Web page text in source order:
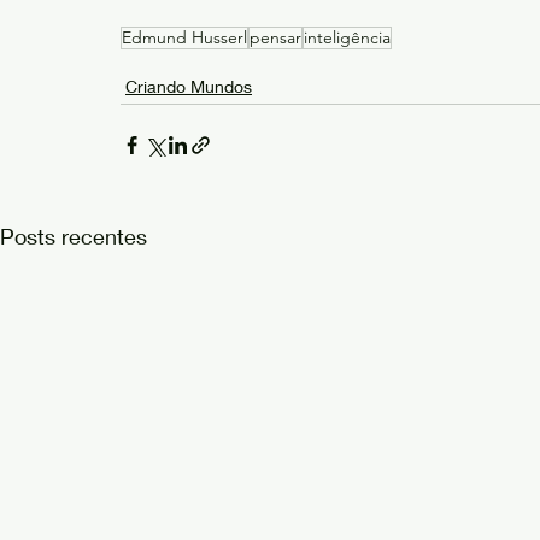
Edmund Husserlpensarinteligência
Criando Mundos
Posts recentes